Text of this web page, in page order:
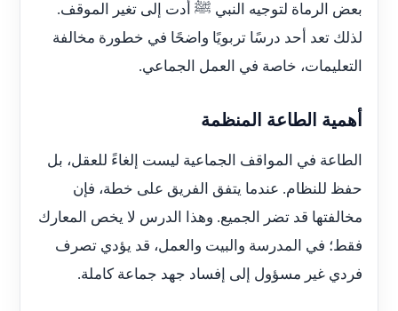
بعض الرماة لتوجيه النبي ﷺ أدت إلى تغير الموقف.
لذلك تعد أحد درسًا تربويًا واضحًا في خطورة مخالفة
التعليمات، خاصة في العمل الجماعي.
أهمية الطاعة المنظمة
الطاعة في المواقف الجماعية ليست إلغاءً للعقل، بل
حفظ للنظام. عندما يتفق الفريق على خطة، فإن
مخالفتها قد تضر الجميع. وهذا الدرس لا يخص المعارك
فقط؛ في المدرسة والبيت والعمل، قد يؤدي تصرف
فردي غير مسؤول إلى إفساد جهد جماعة كاملة.